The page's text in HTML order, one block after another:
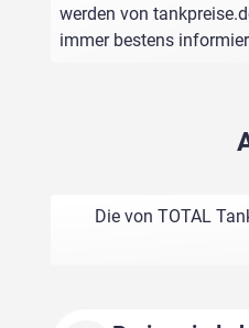
werden von
immer bestens
Die von TOTAL